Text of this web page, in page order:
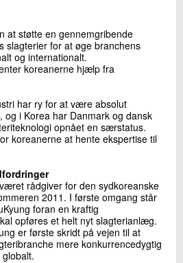
at støtte en gennemgribende
slagterier for at øge branchens
og internationalt.
koreanerne hjælp fra
har ry for at være absolut
og i Korea har Danmark og dansk
opnået en særstatus.
koreanerne at hente ekspertise til
rådgiver for den sydkoreanske
2011. I første omgang står
foran en kraftig
opføres et helt nyt slagterianlæg.
er første skridt på vejen til at
mere konkurrencedygtig